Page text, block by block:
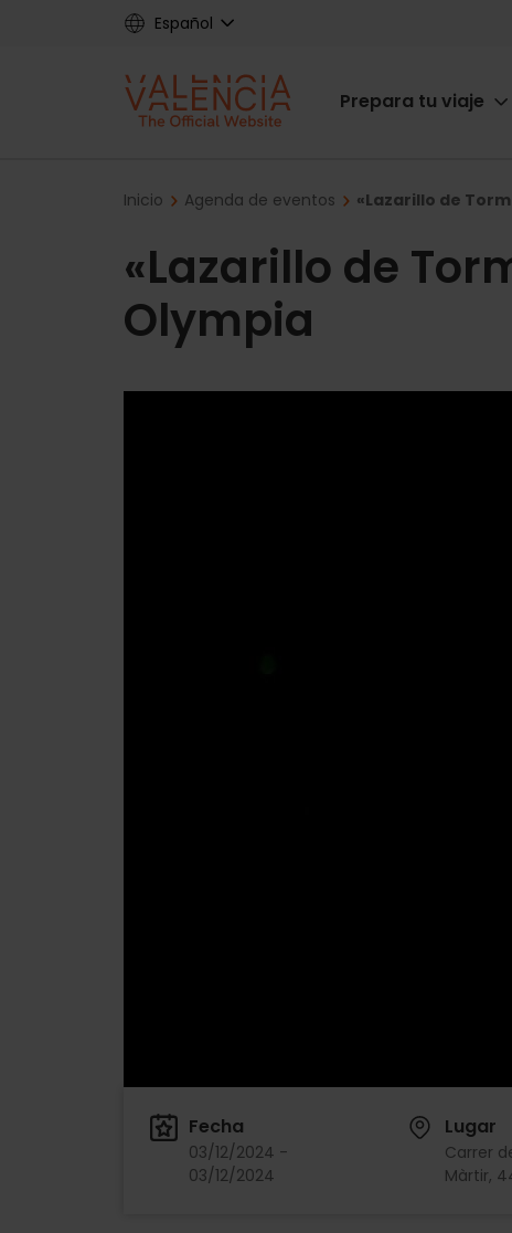
Español
Main
Prepara tu viaje
Breadcrumb
Inicio Agenda de eventos «Lazarillo de
«Lazarillo de
Olympia
Fecha
03/12/2024 -
03/12/2024
Lugar
Carrer
Màrtir,